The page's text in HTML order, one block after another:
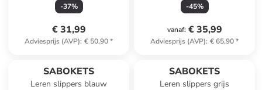
-37%
€ 31,99
Adviesprijs (AVP): € 50,90*
-45%
vanaf: € 35,99
Adviesprijs (AVP): € 65,90*
SABOKETS
Leren slippers blauw
SABOKETS
Leren slippers grijs